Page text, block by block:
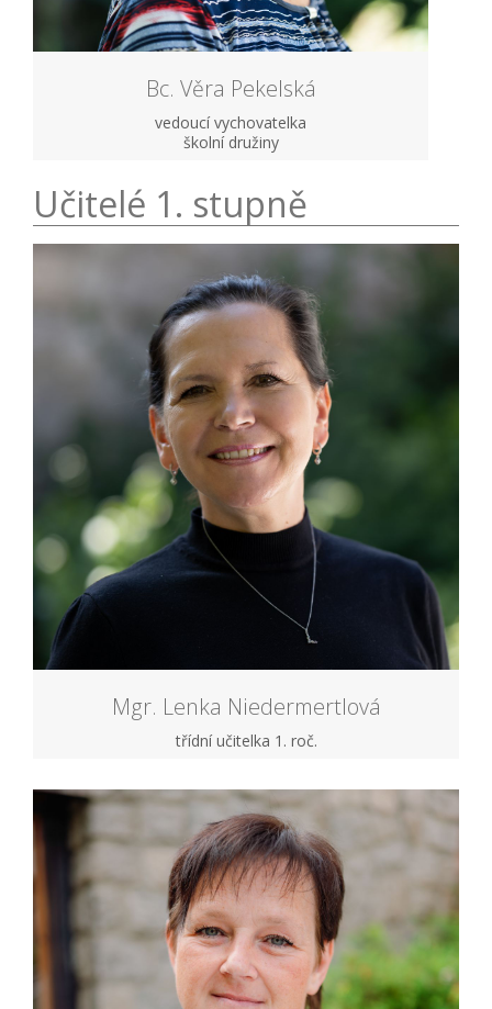
Bc. Věra Pekelská
vedoucí vychovatelka
školní družiny
Učitelé 1. stupně
Mgr. Lenka Niedermertlová
třídní učitelka 1. roč.